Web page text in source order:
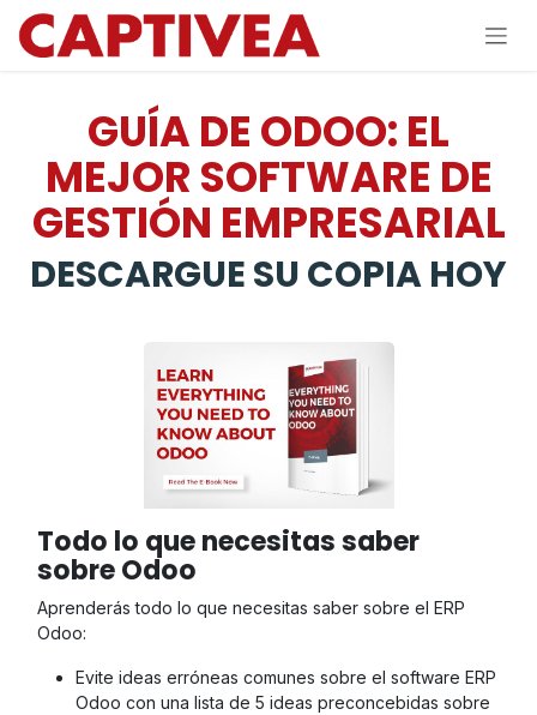
Ir al contenido
GUÍA DE ODOO: EL
MEJOR SOFTWARE DE
GESTIÓN EMPRESARIAL
DESCARGUE SU COPIA HOY
Todo lo que necesitas saber
sobre Odoo
Aprenderás todo lo que necesitas saber sobre el ERP
Odoo:
Evite ideas erróneas comunes sobre el software ERP
Odoo con una lista de 5 ideas preconcebidas sobre